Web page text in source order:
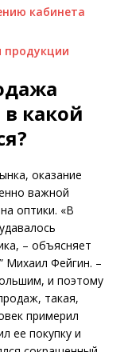
кабинета
продукции
какой
оказание
важной
оптики. «В
– объясняет
Михаил Фейгин. –
и поэтому
такая,
примерил
ее покупку и